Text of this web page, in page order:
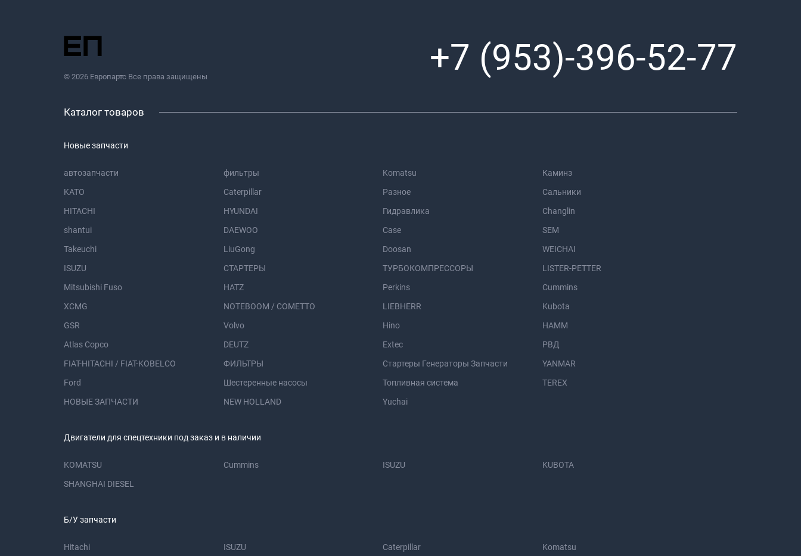
© 2026 Европартс Все права защищены +7 (953)-396-52-77
Каталог товаров
Новые запчасти
автозапчасти фильтры Komatsu
Каминз
KATO
Caterpillar Разное
Сальники
HITACHI
HYUNDAI Гидравлика
Changlin
shantui
DAEWOO Case
SEM
Takeuchi
LiuGong Doosan
WEICHAI
ISUZU
СТАРТЕРЫ ТУРБОКОМПРЕССОРЫ
LISTER-PETTER
Mitsubishi Fuso
HATZ Perkins
Cummins
XCMG
NOTEBOOM / COMETTO LIEBHERR
Kubota
GSR
Volvo Hino
HAMM
Atlas Copco
DEUTZ Extec
РВД
FIAT-HITACHI / FIAT-KOBELCO
ФИЛЬТРЫ Стартеры Генераторы Запчасти
YANMAR
Ford
Шестеренные насосы Топливная система
TEREX
НОВЫЕ ЗАПЧАСТИ
NEW HOLLAND Yuchai
Двигатели для спецтехники под заказ и в наличии
KOMATSU Cummins ISUZU
KUBOTA
SHANGHAI DIESEL
Б/У запчасти
Hitachi ISUZU Caterpillar Komatsu